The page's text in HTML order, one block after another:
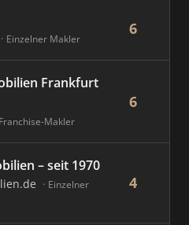
Einzelner Makler
6
Frankfurt
Franchise-Makler
6
– seit 1970
Einzelner
4